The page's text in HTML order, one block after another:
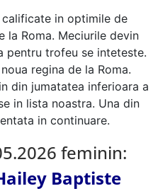
in optimile de
la Roma. Meciurile devin
pentru trofeu se inteteste.
regina de la Roma.
din jumatatea inferioara a
in lista noastra. Una din
in continuare.
feminin:
Baptiste